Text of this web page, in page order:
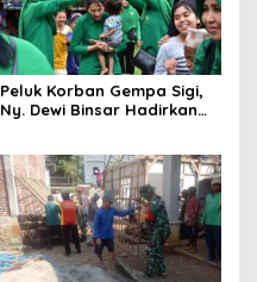
Peluk Korban Gempa Sigi,
Ny. Dewi Binsar Hadirkan